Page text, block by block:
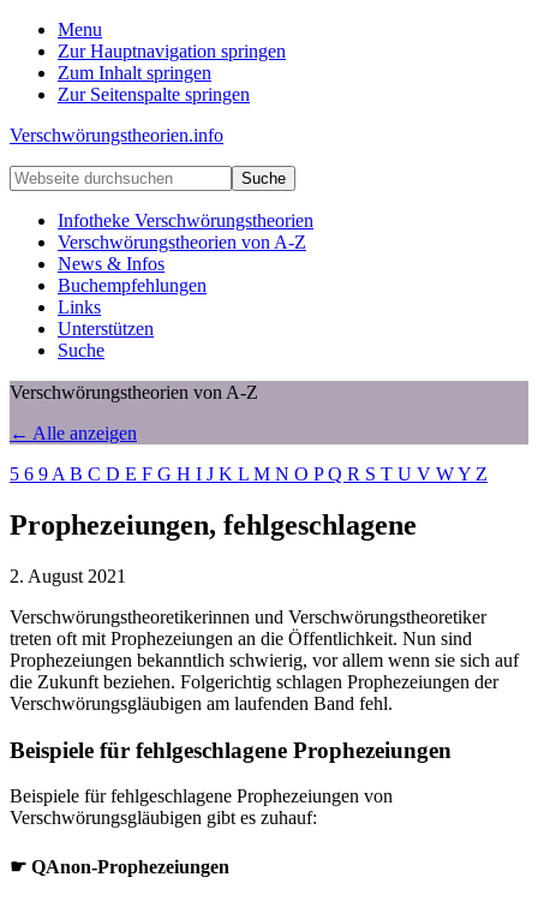
Menu
Zur Hauptnavigation springen
Zum Inhalt springen
Zur Seitenspalte springen
Verschwörungstheorien.info
Beiträge
zu
Merkmalen,
Funktionen
Risiken
konspirationistischen
Denkens
Webseite
durchsuchen
Infotheke Verschwörungstheorien
Verschwörungstheorien von A-Z
News & Infos
Buchempfehlungen
Links
Unterstützen
Suche
Verschwörungstheorien von A-Z
← Alle anzeigen
5 6 9 A B C D E F G H I J K L M N O PQ R S T U V WY Z
Prophezeiungen, fehlgeschlagene
2. August 2021
Verschwörungstheoretikerinnen und Verschwörungstheoretiker
treten oft mit Prophezeiungen an die Öffentlichkeit. Nun sind
Prophezeiungen bekanntlich schwierig, vor allem wenn sie sich auf
die Zukunft beziehen. Folgerichtig schlagen Prophezeiungen der
Verschwörungsgläubigen am laufenden Band fehl.
Beispiele für fehlgeschlagene Prophezeiungen
Beispiele für fehlgeschlagene Prophezeiungen von
Verschwörungsgläubigen gibt es zuhauf:
☛ QAnon-Prophezeiungen